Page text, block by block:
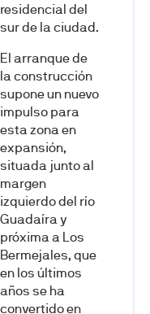
residencial del
sur de la ciudad.
El arranque de
la construcción
supone un nuevo
impulso para
esta zona en
expansión,
situada junto al
margen
izquierdo del río
Guadaíra y
próxima a Los
Bermejales, que
en los últimos
años se ha
convertido en